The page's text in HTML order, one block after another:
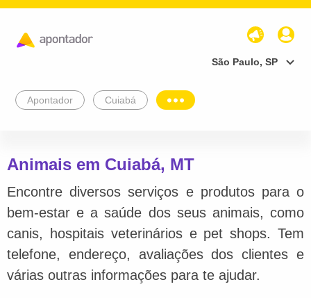
São Paulo, SP
Apontador Cuiabá
Animais em Cuiabá, MT
Encontre diversos serviços e produtos para o
bem-estar e a saúde dos seus animais, como
canis, hospitais veterinários e pet shops. Tem
telefone, endereço, avaliações dos clientes e
várias outras informações para te ajudar.